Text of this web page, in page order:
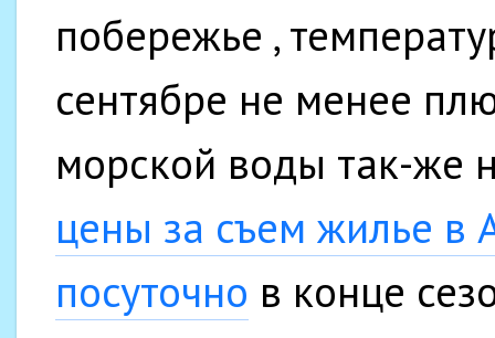
побережье ,
сентябре не менее
морской воды так-же
цены за съем жилье в
посуточно в конце